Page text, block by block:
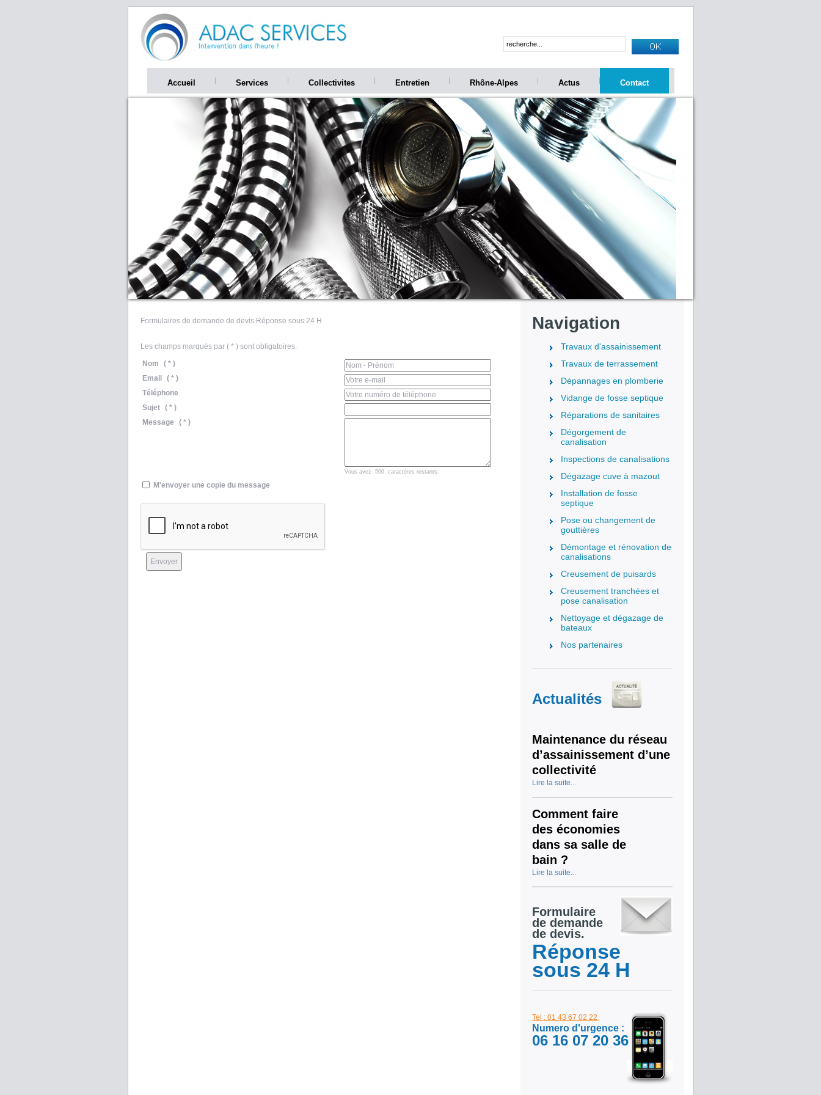
Accueil Services Collectivites Entretien Rhône-Alpes Actus Contact
Formulaires de demande de devis Réponse sous 24 H
Les champs marqués par ( * ) sont obligatoires.
Nom
( * )
Email
( * )
Téléphone
Sujet
( * )
Message
( * )
Vous avez caractères restants.
M'envoyer une copie du message
Navigation
Travaux d'assainissement
Travaux de terrassement
Dépannages en plomberie
Vidange de fosse septique
Réparations de sanitaires
Dégorgement de
canalisation
Inspections de canalisations
Dégazage cuve à mazout
Installation de fosse
septique
Pose ou changement de
gouttières
Démontage et rénovation de
canalisations
Creusement de puisards
Creusement tranchées et
pose canalisation
Nettoyage et dégazage de
bateaux
Nos partenaires
Actualités
Maintenance du réseau
d’assainissement d’une
collectivité
Lire la suite...
Comment faire
des économies
dans sa salle de
bain ?
Lire la suite...
Formulaire
de demande
de devis.
Réponse
sous 24 H
Tel : 01 43 67 02 22
Numero d'urgence :
06 16 07 20 36